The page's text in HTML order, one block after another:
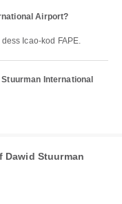
Airport?
Icao-kod FAPE.
International
Dawid Stuurman